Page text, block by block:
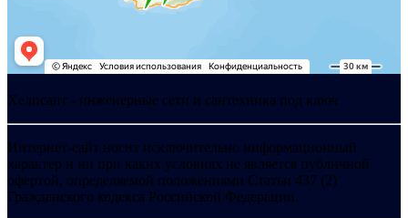
Хелпсант - инженерные сети и сантехника под ключ
Интернет-сайт носит исключительно информационный
характер и ни при каких условиях не является публичной
офертой, определяемой положениями Статьи 437 (2)
Гражданского кодекса Российской Федерации.